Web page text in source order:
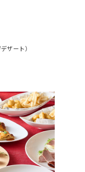
ザート）